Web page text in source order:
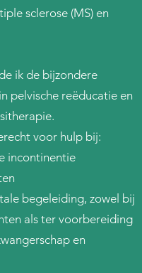
sclerose (MS) en
ik de bijzondere
pelvische reëducatie en
voor hulp bij:
incontinentie
begeleiding, zowel bij
als ter voorbereiding
en